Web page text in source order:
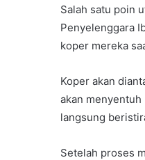
Salah satu poin
Penyelenggara
koper mereka
Koper akan
akan menyentuh
langsung
Setelah proses